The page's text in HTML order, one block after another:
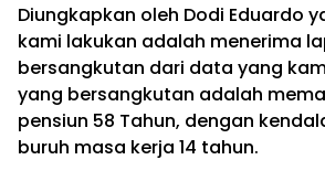
Diungkapkan oleh Dodi Eduardo
kami lakukan adalah menerima
bersangkutan dari data yang
yang bersangkutan adalah
pensiun 58 Tahun, dengan
buruh masa kerja 14 tahun.